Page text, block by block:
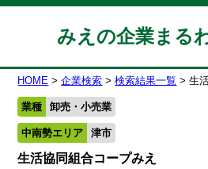
みえの企業まる
HOME 企業検索 検索結果一覧 生
業種 卸売・小売業
中南勢エリア 津市
生活協同組合コープみえ